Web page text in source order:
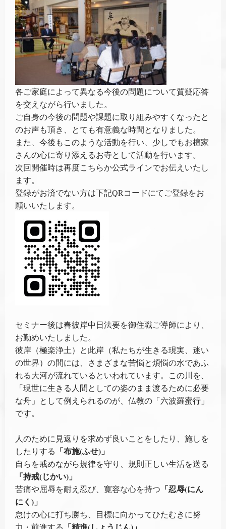
各ご家庭によって異なる今後の問題について質疑応答
を交えながら行いました。
ご自身の今後の問題や課題に取り組みやすくなったと
のお声も頂き、とても有意義な時間となりました。
また、今後もこのような活動を行い、少しでもお檀家
さんの心に寄り添えるお寺として活動を行います。
次回開催時は再度こちらか公式ラインでお伝えいたし
ます。
登録がお済でない方は下記QRコードにてご登録をお
願いいたします。
セミナー後は春彼岸中日法要を御住職ご導師により、
お勤めいたしました。
彼岸（極楽浄土）と此岸（私たちが生きる現実、迷い
の世界）の間には、さまざまな苦悩と煩悩の水であふ
れる大河が流れているといわれています。この川を、
「現世に生きる人間としての姿のまま渡るために必要
な舟」として例えられるのが、仏教の「六波羅蜜行」
です。
人のために見返りを求めず良いことをしたり、施しを
したりする 「布施(ふせ)」
自らを戒めながら規律を守り、規則正しい生活を送る
「持戒(じかい)」
苦痛や屈辱を耐え忍び、寛容な心を持つ 「忍辱(にん
にく)」
怠けの心に打ち勝ち、目標に向かってひたむきに努
力・前進する